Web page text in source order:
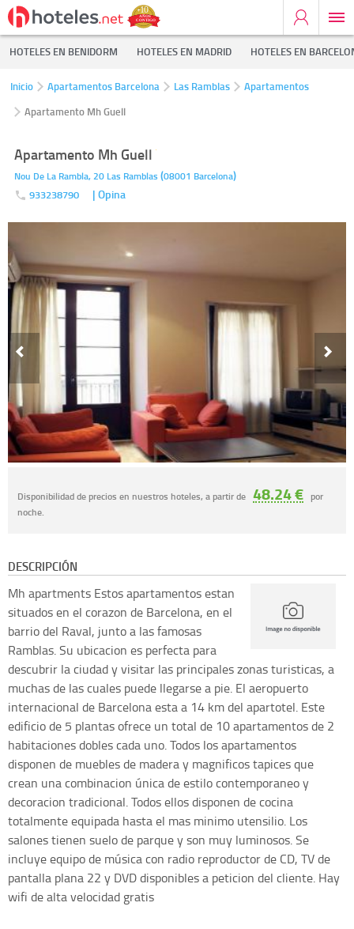
HOTELES EN BENIDORM HOTELES EN MADRID HOTELES EN
Inicio Apartamentos Barcelona Las Ramblas
Apartamentos
Apartamento Mh Guell
Apartamento Mh Guell
Nou De La Rambla, 20 Las Ramblas (08001 Barcelona)
933238790 | Opina
Disponibilidad de precios en nuestros hoteles, a partir de 48.24 € por
noche.
DESCRIPCIÓN
Mh apartments Estos apartamentos estan
situados en el corazon de Barcelona, en el
barrio del Raval, junto a las famosas
Ramblas. Su ubicacion es perfecta para
descubrir la ciudad y visitar las principales zonas turisticas, a
muchas de las cuales puede llegarse a pie. El aeropuerto
internacional de Barcelona esta a 14 km del apartotel. Este
edificio de 5 plantas ofrece un total de 10 apartamentos de 2
habitaciones dobles cada uno. Todos los apartamentos
disponen de muebles de madera y magnificos tapices que
crean una combinacion única de estilo contemporaneo y
decoracion tradicional. Todos ellos disponen de cocina
totalmente equipada hasta el mas minimo utensilio. Los
salones tienen suelo de parque y son muy luminosos. Se
incluye equipo de música con radio reproductor de CD, TV de
pantalla plana 22 y DVD disponibles a peticion del cliente. Hay
wifi de alta velocidad gratis